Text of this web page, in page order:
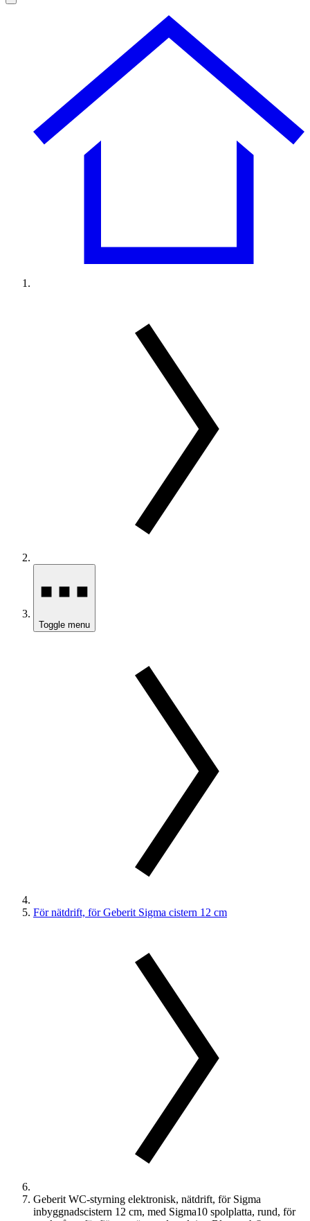
Toggle menu
För nätdrift, för Geberit Sigma cistern 12 cm
Geberit WC-styrning elektronisk, nätdrift, för Sigma
inbyggnadscistern 12 cm, med Sigma10 spolplatta, rund, för